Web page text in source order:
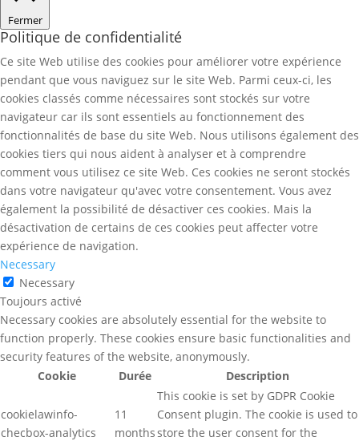
Fermer
Politique de confidentialité
Ce site Web utilise des cookies pour améliorer votre expérience
pendant que vous naviguez sur le site Web. Parmi ceux-ci, les
cookies classés comme nécessaires sont stockés sur votre
navigateur car ils sont essentiels au fonctionnement des
fonctionnalités de base du site Web. Nous utilisons également des
cookies tiers qui nous aident à analyser et à comprendre
comment vous utilisez ce site Web. Ces cookies ne seront stockés
dans votre navigateur qu'avec votre consentement. Vous avez
également la possibilité de désactiver ces cookies. Mais la
désactivation de certains de ces cookies peut affecter votre
expérience de navigation.
Necessary
Necessary
Toujours activé
Necessary cookies are absolutely essential for the website to
function properly. These cookies ensure basic functionalities and
security features of the website, anonymously.
Cookie
Durée Description
cookielawinfo-
checbox-analytics
11
months
This cookie is set by GDPR Cookie
Consent plugin. The cookie is used to
store the user consent for the